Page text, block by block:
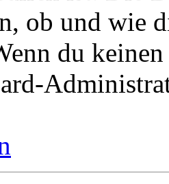
ob und wie
du